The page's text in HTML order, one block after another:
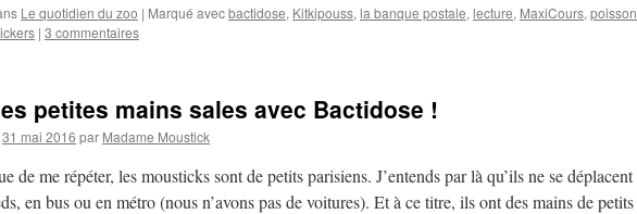
Le quotidien du zoo | Marqué avecbactidose, Kitkipouss, la banque postale, lecture, MaxiCours, poisson
| 3 commentaires
petites mains sales avec Bactidose !
31 mai 2016 par Madame Moustick
de me répéter, les mousticks sont de petits parisiens. J’entends par là qu’ils ne se déplacent
en bus ou en métro (nous n’avons pas de voitures). Et à ce titre, ils ont des mains de petits